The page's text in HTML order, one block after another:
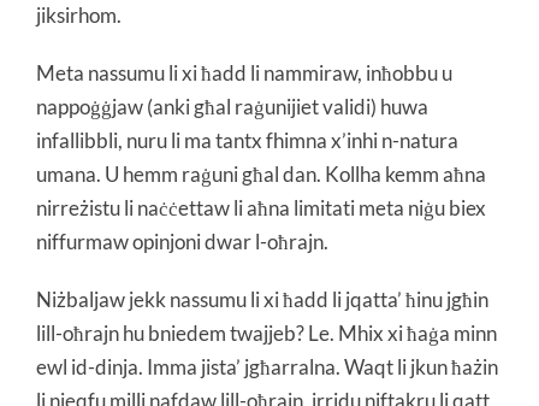
jiksirhom.
Meta nassumu li xi ħadd li nammiraw, inħobbu u
nappoġġjaw (anki għal raġunijiet validi) huwa
infallibbli, nuru li ma tantx fhimna x’inhi n-natura
umana. U hemm raġuni għal dan. Kollha kemm aħna
nirreżistu li naċċettaw li aħna limitati meta niġu biex
niffurmaw opinjoni dwar l-oħrajn.
Niżbaljaw jekk nassumu li xi ħadd li jqatta’ ħinu jgħin
lill-oħrajn hu bniedem twajjeb? Le. Mhix xi ħaġa minn
ewl id-dinja. Imma jista’ jgħarralna. Waqt li jkun ħażin
li nieqfu milli nafdaw lill-oħrajn, irridu niftakru li qatt